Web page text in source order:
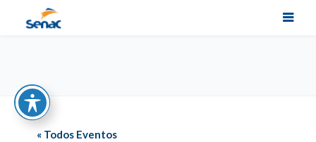
« Todos Eventos